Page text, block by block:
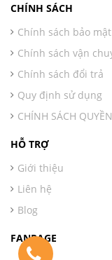
CHÍNH SÁCH
Chính sách bảo mật
Chính sách vận
Chính sách đổi trả
Quy định sử dụng
CHÍNH SÁCH
HỖ TRỢ
Giới thiệu
Liên hệ
Blog
FANPAGE